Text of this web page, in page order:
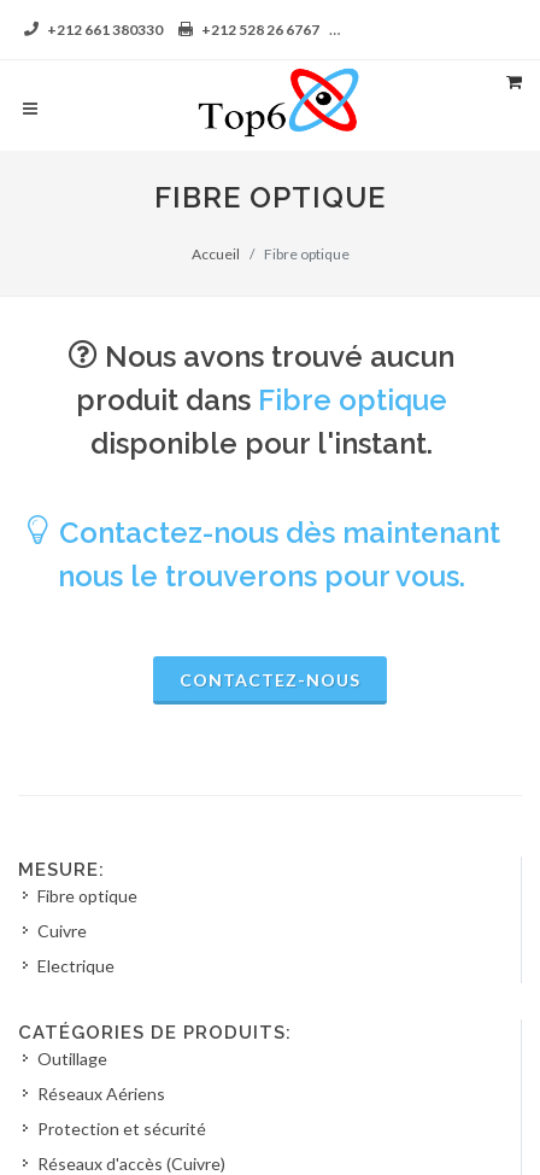
+212 661 380330 +212 528 26 6767
FIBRE OPTIQUE
Accueil Fibre optique
Nous avons trouvé aucun
produit dans Fibre optique
disponible pour l'instant.
Contactez-nous dès maintenant
nous le trouverons pour vous.
CONTACTEZ-NOUS
MESURE:
Fibre optique
Cuivre
Electrique
CATÉGORIES DE PRODUITS:
Outillage
Réseaux Aériens
Protection et sécurité
Réseaux d'accès (Cuivre)